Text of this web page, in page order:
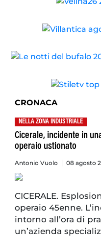
CRONACA
NELLA ZONA INDUSTRIALE
Cicerale, incidente in
operaio ustionato
Antonio Vuolo 08 agosto
CICERALE.
operaio 45enne.
intorno all’ora di
un’azienda